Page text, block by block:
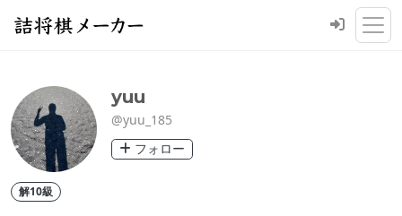
yuu
@yuu_185
フォロー
解10級